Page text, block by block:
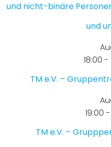
und nicht-binäre
und
18:00 -
TM e.V. –
19:00 -
TM e.V. –